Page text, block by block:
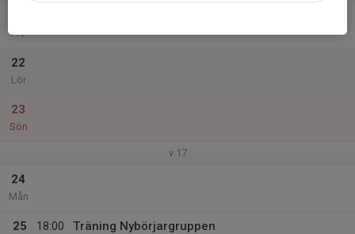
Fre
22
Lör
23
Sön
v.17
24
Mån
25
18:00
Träning Nybörjargruppen